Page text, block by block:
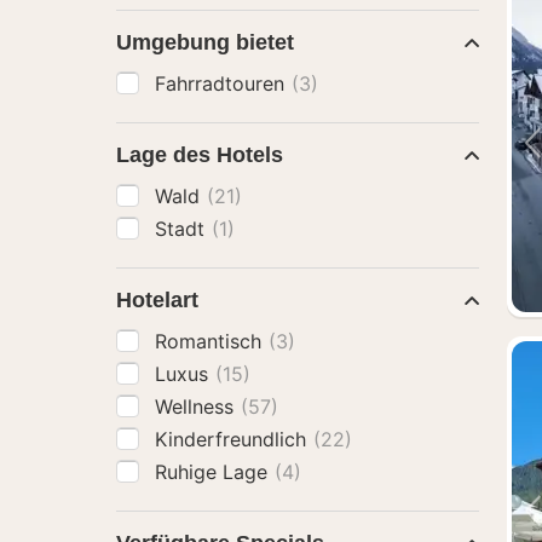
Umgebung bietet
Fahrradtouren (3)
Lage des Hotels
Wald (21)
Stadt (1)
Hotelart
Romantisch (3)
Luxus (15)
Wellness (57)
Kinderfreundlich (22)
Ruhige Lage (4)